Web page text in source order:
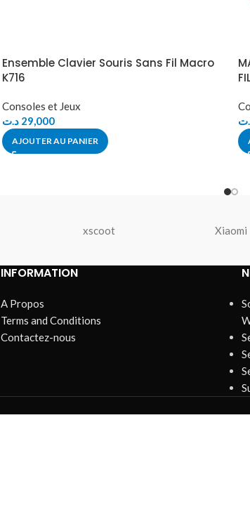
Ensemble Clavier Souris Sans Fil Macro
K716
Consoles et Jeux
29,000 د.ت
AJOUTER AU PANIER
xscoot Xiaomi
INFORMATION
A Propos
Terms and Conditions
Contactez-nous